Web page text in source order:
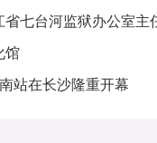
七台河监狱办公室主
馆
站在长沙隆重开幕